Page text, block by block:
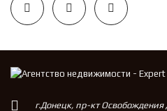
г.Донецк, пр-кт Освобождения